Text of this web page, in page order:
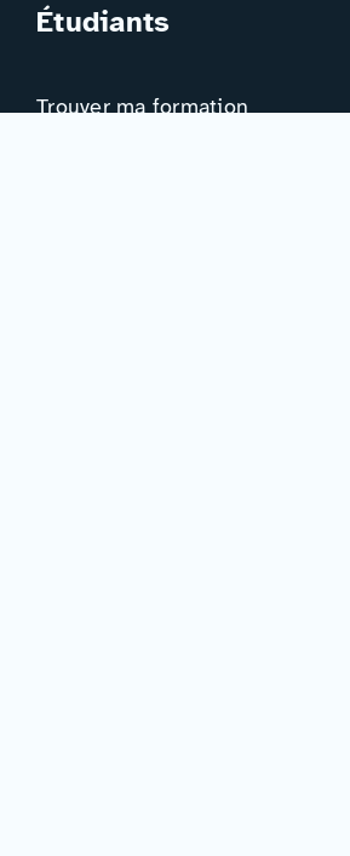
Étudiants
Trouver ma formation